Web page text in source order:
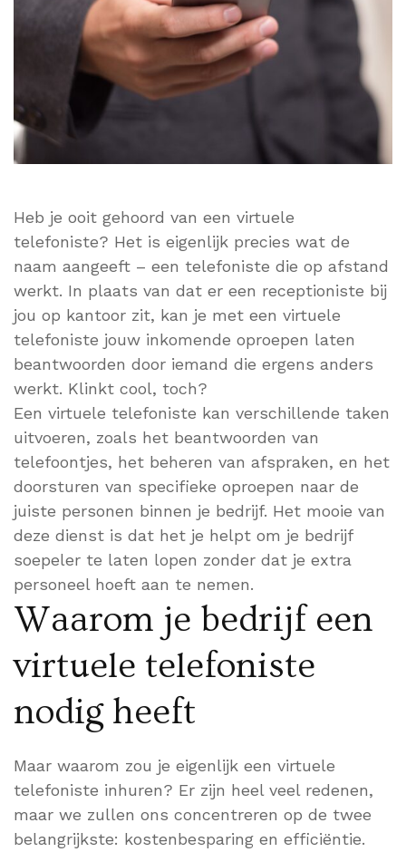
Heb je ooit gehoord van een virtuele
telefoniste? Het is eigenlijk precies wat de
naam aangeeft – een telefoniste die op afstand
werkt. In plaats van dat er een receptioniste bij
jou op kantoor zit, kan je met een virtuele
telefoniste jouw inkomende oproepen laten
beantwoorden door iemand die ergens anders
werkt. Klinkt cool, toch?
Een virtuele telefoniste kan verschillende taken
uitvoeren, zoals het beantwoorden van
telefoontjes, het beheren van afspraken, en het
doorsturen van specifieke oproepen naar de
juiste personen binnen je bedrijf. Het mooie van
deze dienst is dat het je helpt om je bedrijf
soepeler te laten lopen zonder dat je extra
personeel hoeft aan te nemen.
Waarom je bedrijf een
virtuele telefoniste
nodig heeft
Maar waarom zou je eigenlijk een virtuele
telefoniste inhuren? Er zijn heel veel redenen,
maar we zullen ons concentreren op de twee
belangrijkste: kostenbesparing en efficiëntie.